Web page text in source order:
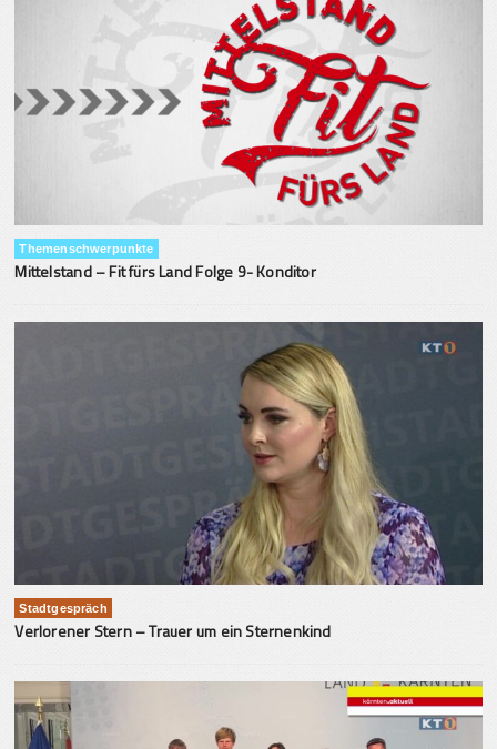
Themenschwerpunkte
Mittelstand – Fit fürs Land Folge 9- Konditor
Stadtgespräch
Verlorener Stern – Trauer um ein Sternenkind